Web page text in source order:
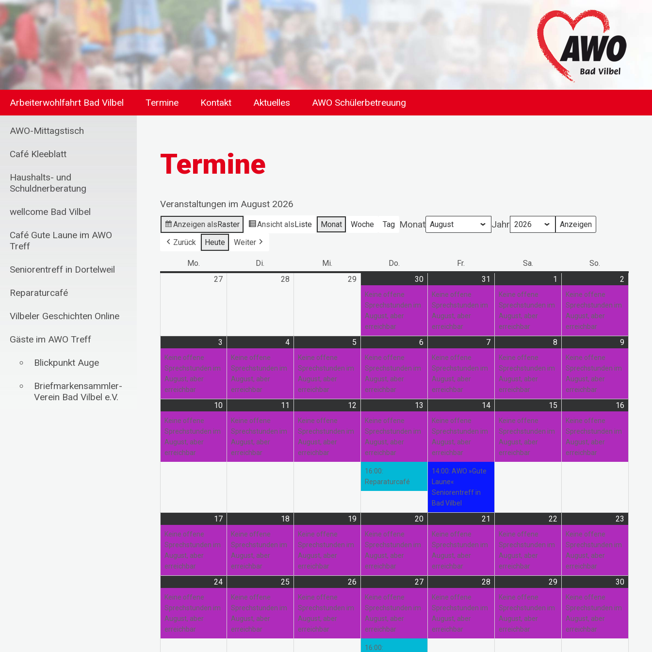
Arbeiterwohlfahrt Bad Vilbel Termine Kontakt Aktuelles AWO Schülerbetreuung
AWO-Mittagstisch
Café Kleeblatt
Haushalts- und
Schuldnerberatung
wellcome Bad Vilbel
Café Gute Laune im AWO
Treff
Seniorentreff in Dortelweil
Reparaturcafé
Vilbeler Geschichten Online
Gäste im AWO Treff
Blickpunkt Auge
Briefmarkensammler-
Verein Bad Vilbel e.V.
Termine
Veranstaltungen im August 2026
Anzeigen alsRaster Ansicht alsListe Monat Woche Tag Monat Jahr
Zurück Heute Weiter
Mo. Di. Mi. Do. Fr. Sa. So.
27
28 29
Juli
2026
30
Juli
2026
Veranstaltung)
Keine offene
Sprechstunden im
August, aber
erreichbar
31
Juli
2026
Veranstaltung)
Keine offene
Sprechstunden im
August, aber
erreichbar
1
August
2026
Veranstaltung)
Keine offene
Sprechstunden im
August, aber
erreichbar
2
Keine offene
Sprechstunden im
August, aber
erreichbar
3
August
2026
Veranstaltung)
Keine offene
Sprechstunden im
August, aber
erreichbar
4
August
2026
Veranstaltung)
Keine offene
Sprechstunden im
August, aber
erreichbar
5
August
2026
Veranstaltung)
Keine offene
Sprechstunden im
August, aber
erreichbar
6
August
2026
Veranstaltung)
Keine offene
Sprechstunden im
August, aber
erreichbar
7
August
2026
Veranstaltung)
Keine offene
Sprechstunden im
August, aber
erreichbar
8
August
2026
Veranstaltung)
Keine offene
Sprechstunden im
August, aber
erreichbar
9
Keine offene
Sprechstunden im
August, aber
erreichbar
10
August
2026
Veranstaltung)
Keine offene
Sprechstunden im
August, aber
erreichbar
11
August
2026
Veranstaltung)
Keine offene
Sprechstunden im
August, aber
erreichbar
12
August
2026
Veranstaltung)
Keine offene
Sprechstunden im
August, aber
erreichbar
13
August
2026
Veranstaltungen)
Keine offene
Sprechstunden im
August, aber
erreichbar
16:00:
Reparaturcafé
14
August
2026
Veranstaltungen)
Keine offene
Sprechstunden im
August, aber
erreichbar
14:00: AWO »Gute
Laune«
Seniorentreff in
Bad Vilbel
15
August
2026
Veranstaltung)
Keine offene
Sprechstunden im
August, aber
erreichbar
16
Keine offene
Sprechstunden im
August, aber
erreichbar
17
August
2026
Veranstaltung)
Keine offene
Sprechstunden im
August, aber
erreichbar
18
August
2026
Veranstaltung)
Keine offene
Sprechstunden im
August, aber
erreichbar
19
August
2026
Veranstaltung)
Keine offene
Sprechstunden im
August, aber
erreichbar
20
August
2026
Veranstaltung)
Keine offene
Sprechstunden im
August, aber
erreichbar
21
August
2026
Veranstaltung)
Keine offene
Sprechstunden im
August, aber
erreichbar
22
August
2026
Veranstaltung)
Keine offene
Sprechstunden im
August, aber
erreichbar
23
Keine offene
Sprechstunden im
August, aber
erreichbar
24
August
2026
Veranstaltung)
Keine offene
Sprechstunden im
August, aber
erreichbar
25
August
2026
Veranstaltung)
Keine offene
Sprechstunden im
August, aber
erreichbar
26
August
2026
Veranstaltung)
Keine offene
Sprechstunden im
August, aber
erreichbar
27
August
2026
Veranstaltungen)
Keine offene
Sprechstunden im
August, aber
erreichbar
16:00:
28
August
2026
Veranstaltung)
Keine offene
Sprechstunden im
August, aber
erreichbar
29
August
2026
Veranstaltung)
Keine offene
Sprechstunden im
August, aber
erreichbar
30
Keine offene
Sprechstunden im
August, aber
erreichbar